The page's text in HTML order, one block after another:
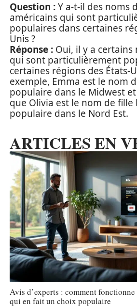
Question :Y a-t-il des noms
américains qui sont
populaires dans certaines
Unis ?
Réponse : Oui, il y a certains
qui sont particulièrement
certaines régions des États-
exemple, Emma est le nom
populaire dans le Midwest
que Olivia est le nom de fille
populaire dans le Nord Est.
ARTICLES EN
Avis d’experts : comment
qui en fait un choix populaire